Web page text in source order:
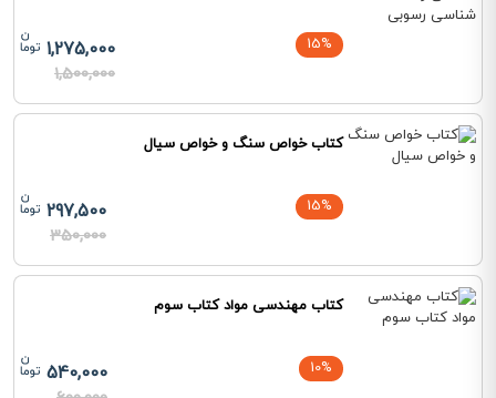
15%
1,275,000
1,500,000
کتاب خواص سنگ و خواص سیال
15%
297,500
350,000
کتاب مهندسی مواد کتاب سوم
10%
540,000